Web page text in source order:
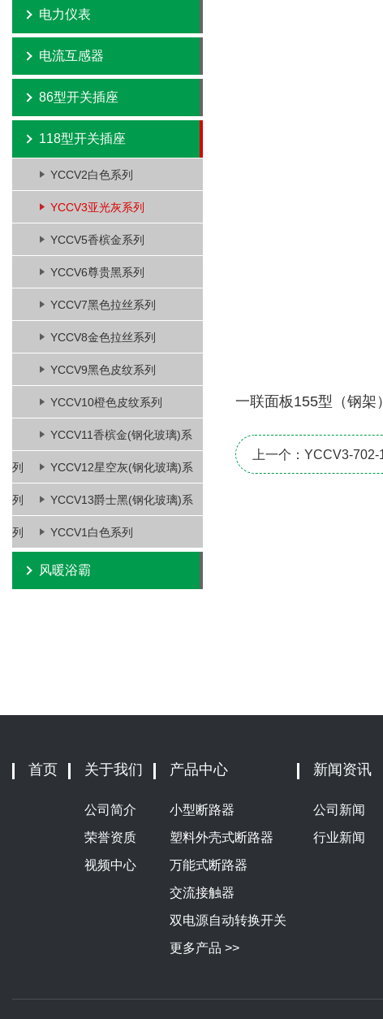
电力仪表
电流互感器
86型开关插座
118型开关插座
YCCV2白色系列
YCCV3亚光灰系列
YCCV5香槟金系列
YCCV6尊贵黑系列
YCCV7黑色拉丝系列
YCCV8金色拉丝系列
YCCV9黑色皮纹系列
YCCV10橙色皮纹系列
YCCV11香槟金(钢化玻璃)系
列 YCCV12星空灰(钢化玻璃)系
列 YCCV13爵士黑(钢化玻璃)系
列 YCCV1白色系列
风暖浴霸
一联面板155型（钢架）
上一个：YCCV3-702-
首页 关于我们
公司简介
荣誉资质
视频中心
产品中心
小型断路器
塑料外壳式断路器
万能式断路器
交流接触器
双电源自动转换开关
更多产品 >>
新闻资讯
公司新闻
行业新闻